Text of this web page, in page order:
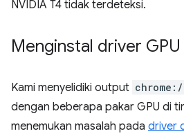
NVIDIA T4 tidak terdeteksi.
Menginstal driver
Kami menyelidiki output
dengan beberapa pakar GPU di
menemukan masalah pada driver